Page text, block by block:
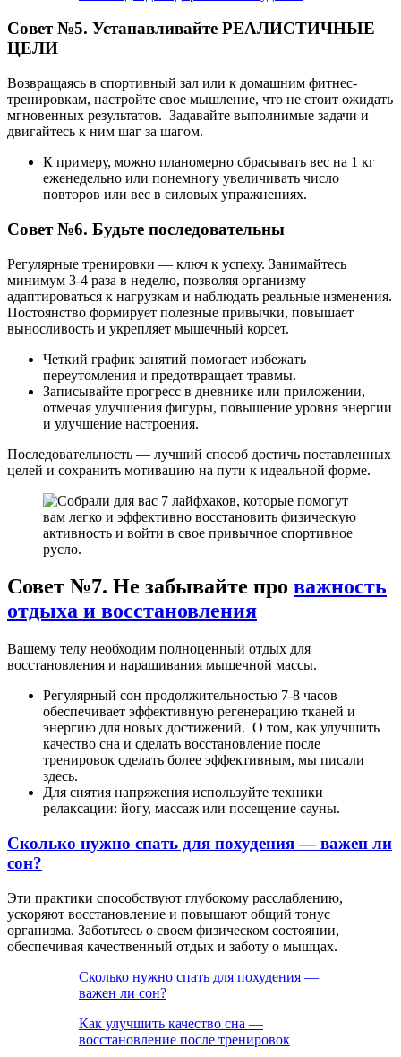
Совет №5. Устанавливайте РЕАЛИСТИЧНЫЕ
ЦЕЛИ
Возвращаясь в спортивный зал или к домашним фитнес-
тренировкам, настройте свое мышление, что не стоит ожидать
мгновенных результатов. Задавайте выполнимые задачи и
двигайтесь к ним шаг за шагом.
К примеру, можно планомерно сбрасывать вес на 1 кг
еженедельно или понемногу увеличивать число
повторов или вес в силовых упражнениях.
Совет №6. Будьте последовательны
Регулярные тренировки — ключ к успеху. Занимайтесь
минимум 3-4 раза в неделю, позволяя организму
адаптироваться к нагрузкам и наблюдать реальные изменения.
Постоянство формирует полезные привычки, повышает
выносливость и укрепляет мышечный корсет.
Четкий график занятий помогает избежать
переутомления и предотвращает травмы.
Записывайте прогресс в дневнике или приложении,
отмечая улучшения фигуры, повышение уровня энергии
и улучшение настроения.
Последовательность — лучший способ достичь поставленных
целей и сохранить мотивацию на пути к идеальной форме.
Совет №7. Не забывайте про важность
отдыха и восстановления
Вашему телу необходим полноценный отдых для
восстановления и наращивания мышечной массы.
Регулярный сон продолжительностью 7-8 часов
обеспечивает эффективную регенерацию тканей и
энергию для новых достижений. О том, как улучшить
качество сна и сделать восстановление после
тренировок сделать более эффективным, мы писали
здесь.
Для снятия напряжения используйте техники
релаксации: йогу, массаж или посещение сауны.
Сколько нужно спать для похудения — важен ли
сон?
Эти практики способствуют глубокому расслаблению,
ускоряют восстановление и повышают общий тонус
организма. Заботьтесь о своем физическом состоянии,
обеспечивая качественный отдых и заботу о мышцах.
Сколько нужно спать для похудения —
важен ли сон?
Как улучшить качество сна —
восстановление после тренировок